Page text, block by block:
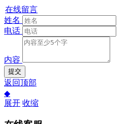
在线留言
姓名
电话
内容
提交
返回顶部
◆
展开 收缩